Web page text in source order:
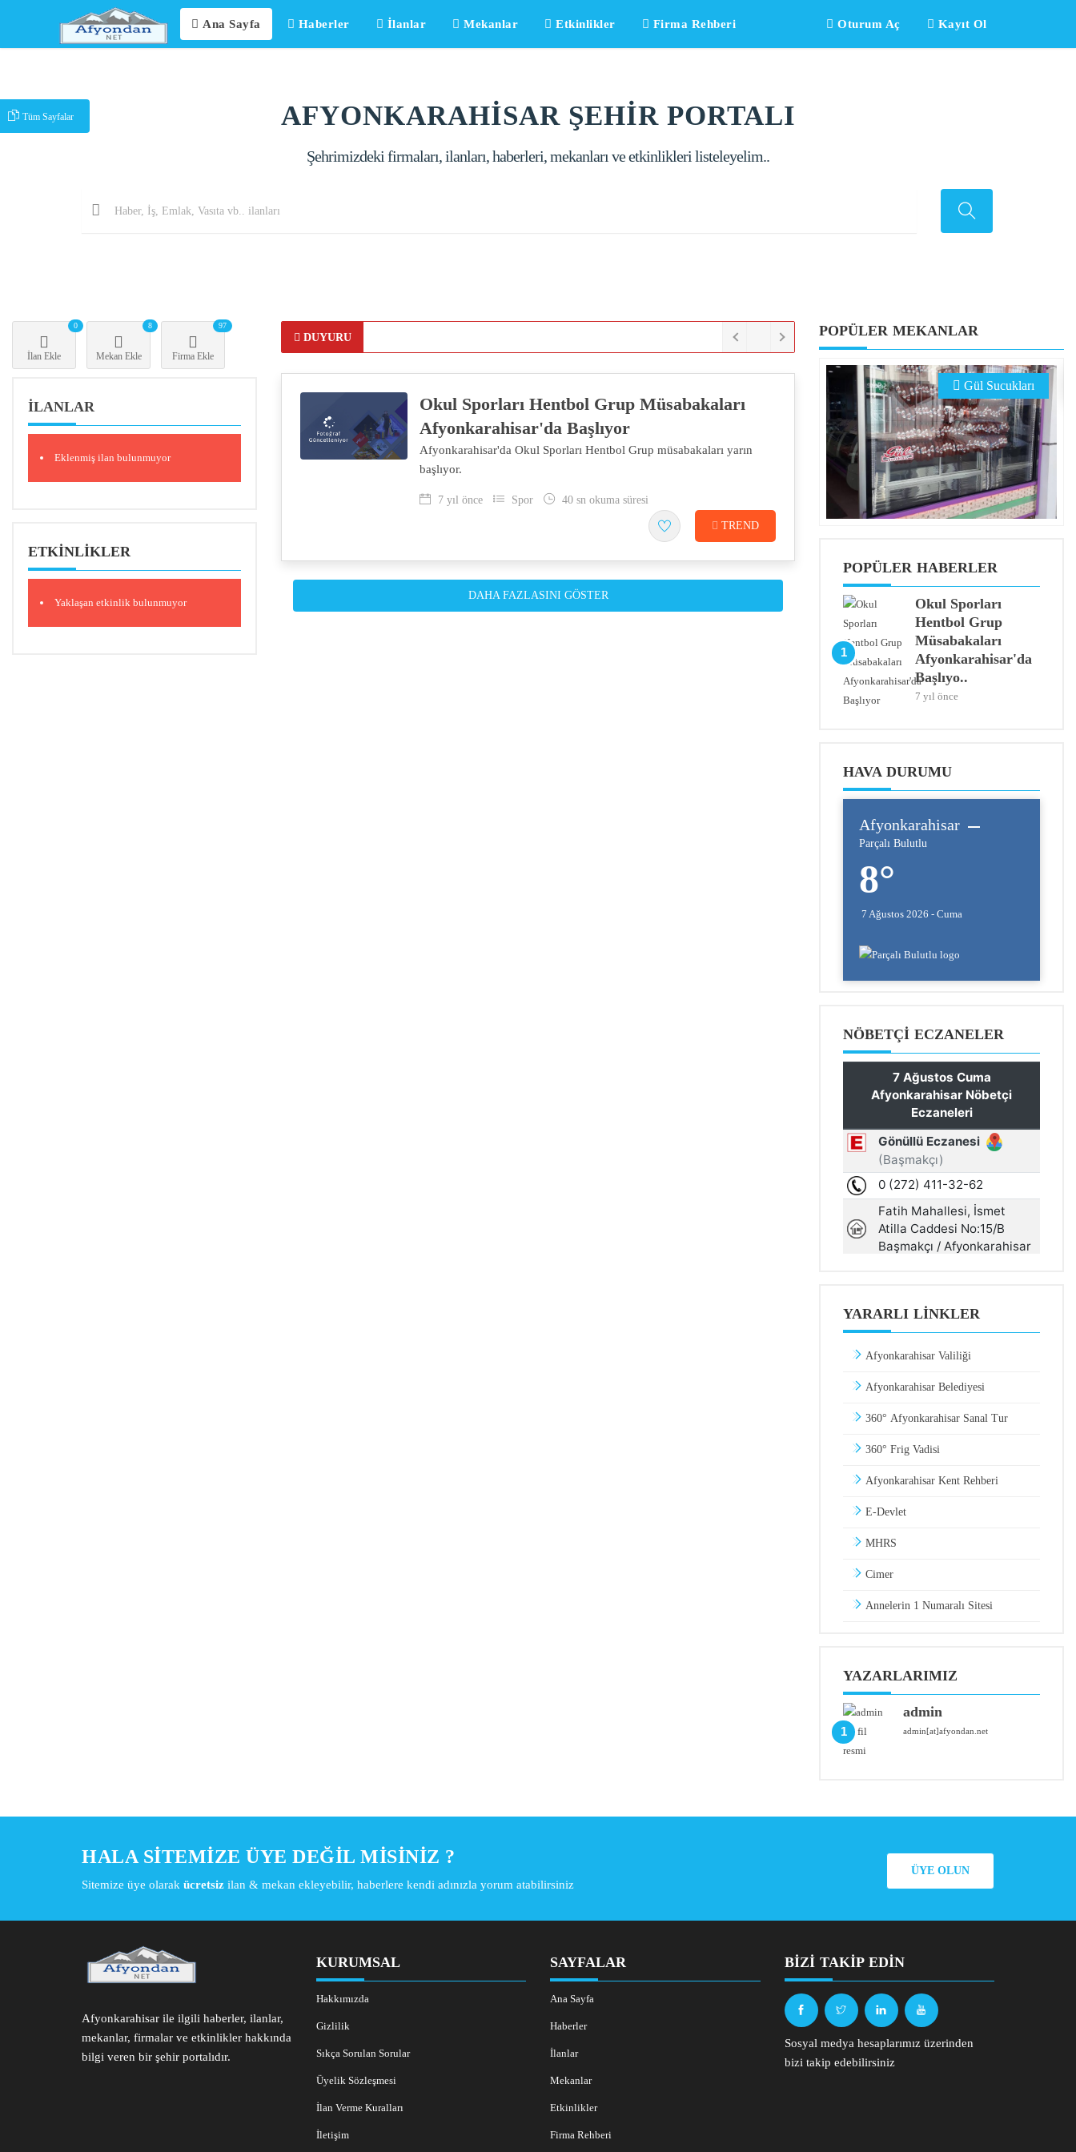
Ana Sayfa Haberler İlanlar Mekanlar Etkinlikler Firma Rehberi Oturum Aç Kayıt Ol
Tüm Sayfalar AFYONKARAHİSAR ŞEHİR PORTALI
Şehrimizdeki firmaları, ilanları, haberleri, mekanları ve etkinlikleri listeleyelim..
0
İlan Ekle
8
Mekan Ekle
97
Firma Ekle
İLANLAR
Eklenmiş ilan bulunmuyor
ETKINLIKLER
Yaklaşan etkinlik bulunmuyor
DUYURU
Okul Sporları Hentbol Grup Müsabakaları
Afyonkarahisar'da Başlıyor
Afyonkarahisar'da Okul Sporları Hentbol Grup müsabakaları yarın
başlıyor.
7 yıl önce Spor 40 sn okuma süresi
TREND
DAHA FAZLASINI GÖSTER
POPÜLER MEKANLAR
Gül Sucukları
POPÜLER HABERLER
1
Okul Sporları
Hentbol Grup
Müsabakaları
Afyonkarahisar'da
Başlıyo..
7 yıl önce
HAVA DURUMU
Afyonkarahisar
Parçalı Bulutlu
8°
7 Ağustos 2026 - Cuma
NÖBETÇI ECZANELER
YARARLI LINKLER
Afyonkarahisar Valiliği
Afyonkarahisar Belediyesi
360° Afyonkarahisar Sanal Tur
360° Frig Vadisi
Afyonkarahisar Kent Rehberi
E-Devlet
MHRS
Cimer
Annelerin 1 Numaralı Sitesi
YAZARLARIMIZ
1
admin
admin[at]afyondan.net
HALA SITEMIZE ÜYE DEĞIL MISINIZ ?
Sitemize üye olarak ücretsiz ilan & mekan ekleyebilir, haberlere kendi adınızla yorum atabilirsiniz
ÜYE OLUN
Afyonkarahisar ile ilgili haberler, ilanlar,
mekanlar, firmalar ve etkinlikler hakkında
bilgi veren bir şehir portalıdır.
KURUMSAL
Hakkımızda
Gizlilik
Sıkça Sorulan Sorular
Üyelik Sözleşmesi
İlan Verme Kuralları
İletişim
SAYFALAR
Ana Sayfa
Haberler
İlanlar
Mekanlar
Etkinlikler
Firma Rehberi
BIZI TAKIP EDIN
Sosyal medya hesaplarımız üzerinden
bizi takip edebilirsiniz